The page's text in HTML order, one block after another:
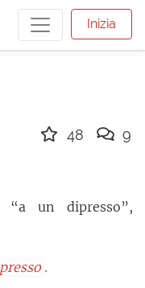
Inizia
“a un dipresso”,
presso .
48 9